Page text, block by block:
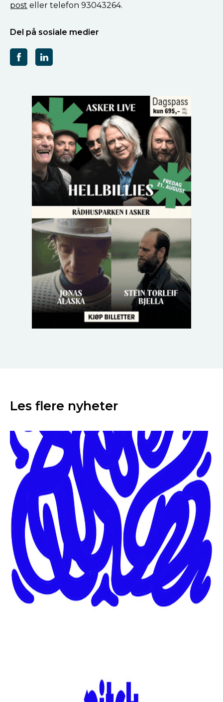
post eller telefon 93043264.
Del på sosiale medier
Les flere nyheter